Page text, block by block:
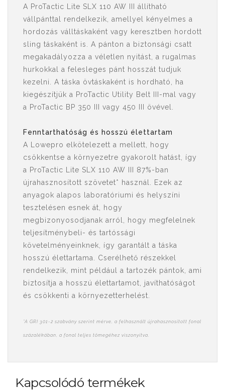
A ProTactic Lite SLX 110 AW III állítható
vállpánttal rendelkezik, amellyel kényelmes a
hordozás válltáskaként vagy keresztben hordott
sling táskaként is. A pánton a biztonsági csatt
megakadályozza a véletlen nyitást, a rugalmas
hurkokkal a felesleges pánt hosszát tudjuk
kezelni. A táska övtáskaként is hordható, ha
kiegészítjük a ProTactic Utility Belt III-mal vagy
a ProTactic BP 350 III vagy 450 III övével.
Fenntarthatóság és hosszú élettartam
A Lowepro elkötelezett a mellett, hogy
csökkentse a környezetre gyakorolt ​​hatást, így
a ProTactic Lite SLX 110 AW III 87%-ban
újrahasznosított szövetet* használ. Ezek az
anyagok alapos laboratóriumi és helyszíni
tesztelésen esnek át, hogy
megbizonyosodjanak arról, hogy megfelelnek
teljesítménybeli- és tartóssági
követelményeinknek, így garantált a táska
hosszú élettartama. Cserélhető részekkel
rendelkezik, mint például a tartozék pántok, ami
biztosítja a hosszú élettartamot, javíthatóságot
és csökkenti a környezetterhelést.
*A GRI 301-2 szabvány szerint mérve, a felhasznált újrahasznosított fonal
százalékában, a fonal teljes tömegéhez viszonyítva.
Kapcsolódó termékek